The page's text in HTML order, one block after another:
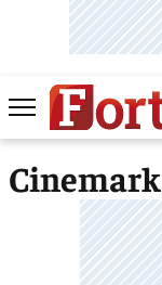
Cinemark